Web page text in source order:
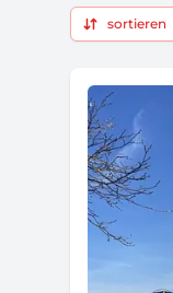
sortieren